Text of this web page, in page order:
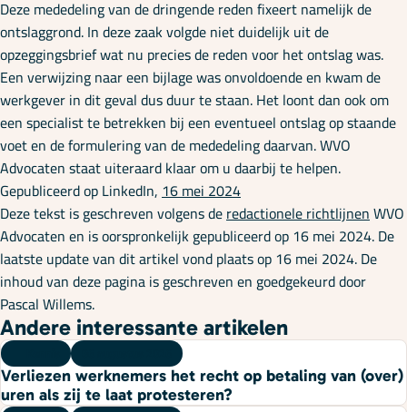
Deze mededeling van de dringende reden fixeert namelijk de
ontslaggrond. In deze zaak volgde niet duidelijk uit de
opzeggingsbrief wat nu precies de reden voor het ontslag was.
Een verwijzing naar een bijlage was onvoldoende en kwam de
werkgever in dit geval dus duur te staan. Het loont dan ook om
een specialist te betrekken bij een eventueel ontslag op staande
voet en de formulering van de mededeling daarvan. WVO
Advocaten staat uiteraard klaar om u daarbij te helpen.
Gepubliceerd op LinkedIn,16 mei 2024
Deze tekst is geschreven volgens deredactionele richtlijnenWVO
Advocaten en is oorspronkelijk gepubliceerd op 16 mei 2024. De
laatste update van dit artikel vond plaats op 16 mei 2024. De
inhoud van deze pagina is geschreven en goedgekeurd door
Pascal Willems.
Andere interessante artikelen
Verliezen werknemers het recht op betaling van (over)
uren als zij te laat protesteren?